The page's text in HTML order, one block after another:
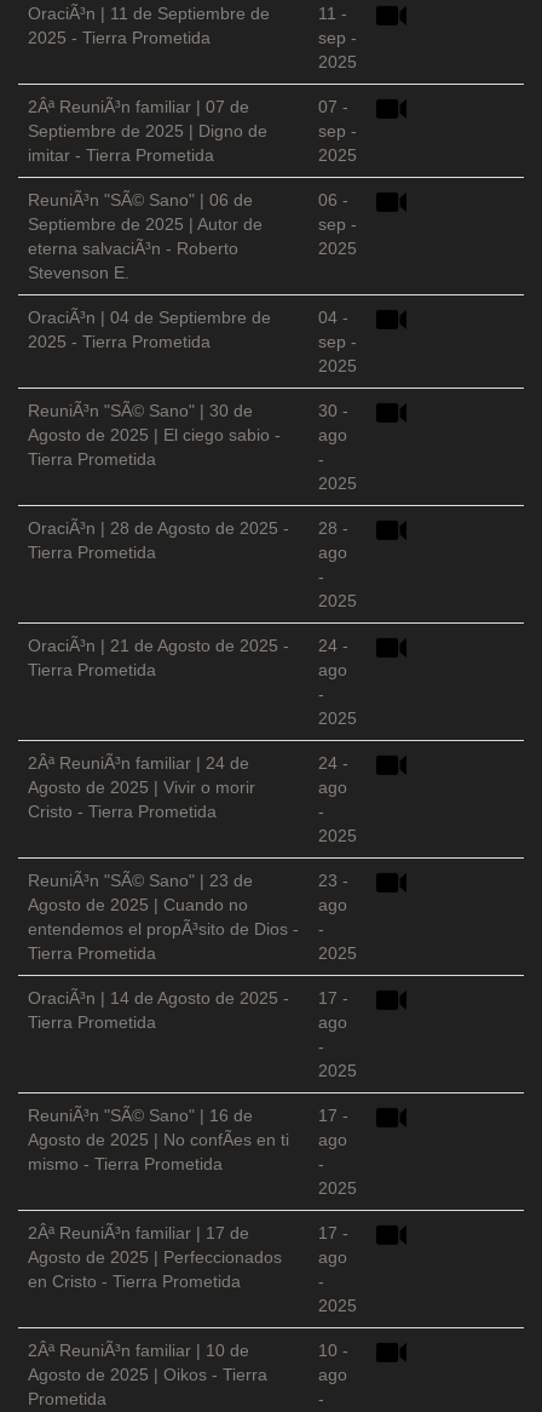
OraciÃ³n | 11 de Septiembre de
2025 - Tierra Prometida
11 -
sep -
2025
2Âª ReuniÃ³n familiar | 07 de
Septiembre de 2025 | Digno de
imitar - Tierra Prometida
07 -
sep -
2025
ReuniÃ³n "SÃ© Sano" | 06 de
Septiembre de 2025 | Autor de
eterna salvaciÃ³n - Roberto
Stevenson E.
06 -
sep -
2025
OraciÃ³n | 04 de Septiembre de
2025 - Tierra Prometida
04 -
sep -
2025
ReuniÃ³n "SÃ© Sano" | 30 de
Agosto de 2025 | El ciego sabio -
Tierra Prometida
30 -
ago
-
2025
OraciÃ³n | 28 de Agosto de 2025 -
Tierra Prometida
28 -
ago
-
2025
OraciÃ³n | 21 de Agosto de 2025 -
Tierra Prometida
24 -
ago
-
2025
2Âª ReuniÃ³n familiar | 24 de
Agosto de 2025 | Vivir o morir
Cristo - Tierra Prometida
24 -
ago
-
2025
ReuniÃ³n "SÃ© Sano" | 23 de
Agosto de 2025 | Cuando no
entendemos el propÃ³sito de Dios -
Tierra Prometida
23 -
ago
-
2025
OraciÃ³n | 14 de Agosto de 2025 -
Tierra Prometida
17 -
ago
-
2025
ReuniÃ³n "SÃ© Sano" | 16 de
Agosto de 2025 | No confÃ­es en ti
mismo - Tierra Prometida
17 -
ago
-
2025
2Âª ReuniÃ³n familiar | 17 de
Agosto de 2025 | Perfeccionados
en Cristo - Tierra Prometida
17 -
ago
-
2025
2Âª ReuniÃ³n familiar | 10 de
Agosto de 2025 | Oikos - Tierra
Prometida
10 -
ago
-